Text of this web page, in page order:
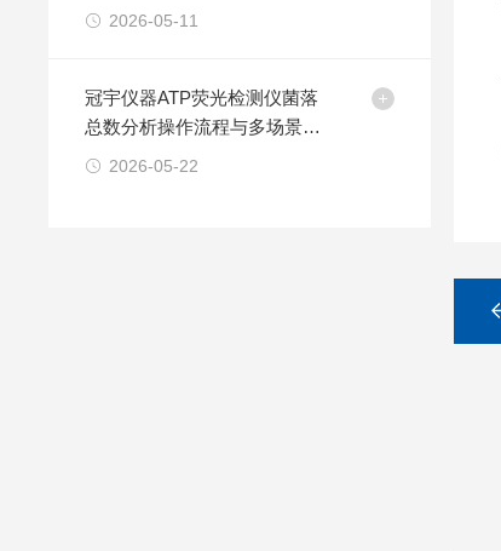
2026-05-11
冠宇仪器ATP荧光检测仪菌落
总数分析操作流程与多场景检
测指南2026-05-22